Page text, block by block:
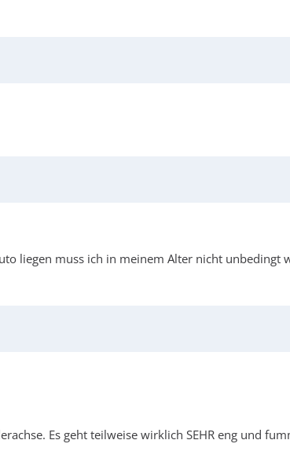
liegen muss ich in meinem Alter nicht unbedingt
Es geht teilweise wirklich SEHR eng und